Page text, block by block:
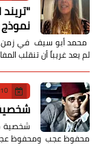
محمد أبو سيف ​في زمن
لم يعد غريباً أن تنقلب
10 يونيو 2021
شخصية
محفوظ عجب ومحفوظ عجب